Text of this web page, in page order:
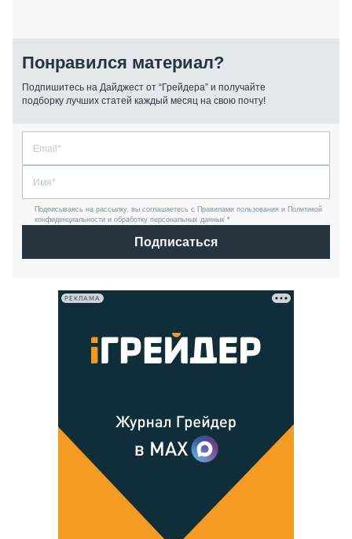
Понравился материал?
Подпишитесь на Дайджест от “Грейдера” и получайте
подборку лучших статей каждый месяц на свою почту!
Подписываясь на рассылку, вы соглашаетесь с Правилами пользования и Политикой
конфиденциальности и обработку персональных данных *
Подписаться
РЕКЛАМА